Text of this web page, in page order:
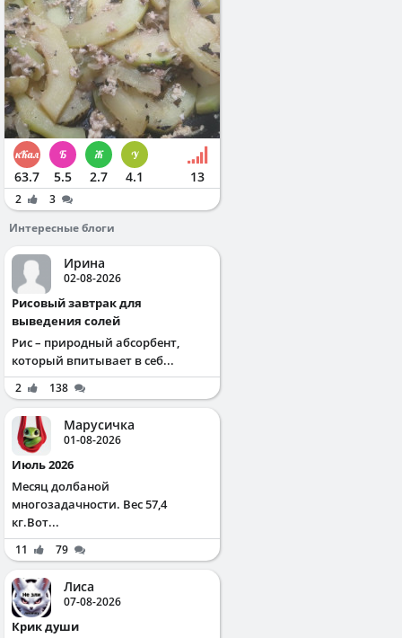
63.7 5.5 2.7 4.1 13
2
3
Интересные блоги
Ирина
02-08-2026
Рисовый завтрак для
выведения солей
Рис – природный абсорбент,
который впитывает в себ...
2 138
Марусичка
01-08-2026
Июль 2026
Месяц долбаной
многозадачности. Вес 57,4
кг.Вот...
11 79
Лиса
07-08-2026
Крик души